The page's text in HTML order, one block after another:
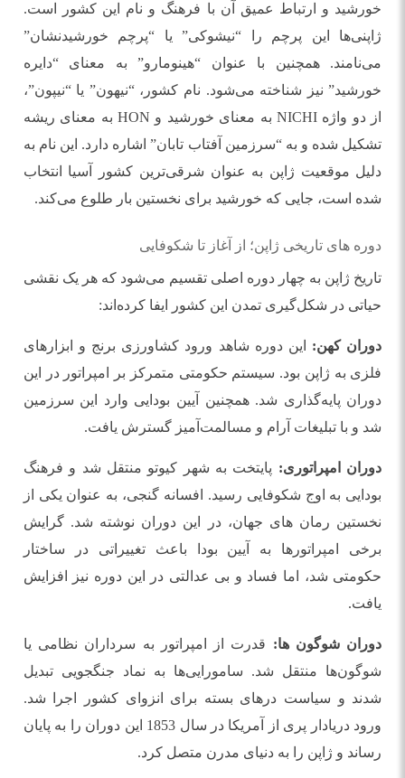
خورشید و ارتباط عمیق آن با فرهنگ و نام این کشور است.
ژاپنی‌ها این پرچم را “نیشوکی” یا “پرچم خورشیدنشان”
می‌نامند. همچنین با عنوان “هینومارو” به معنای “دایره
خورشید” نیز شناخته می‌شود. نام کشور، “نیهون” یا “نیپون”،
از دو واژه NICHI به معنای خورشید و HON به معنای ریشه
تشکیل شده و به “سرزمین آفتاب تابان” اشاره دارد. این نام به
دلیل موقعیت ژاپن به عنوان شرقی‌ترین کشور آسیا انتخاب
شده است، جایی که خورشید برای نخستین بار طلوع می‌کند.
دوره ‌های تاریخی ژاپن؛ از آغاز تا شکوفایی
تاریخ ژاپن به چهار دوره اصلی تقسیم می‌شود که هر یک نقشی
حیاتی در شکل‌گیری تمدن این کشور ایفا کرده‌اند:
دوران کهن: این دوره شاهد ورود کشاورزی برنج و ابزارهای
فلزی به ژاپن بود. سیستم حکومتی متمرکز بر امپراتور در این
دوران پایه‌گذاری شد. همچنین آیین بودایی وارد این سرزمین
شد و با تبلیغات آرام و مسالمت‌آمیز گسترش یافت.
دوران امپراتوری: پایتخت به شهر کیوتو منتقل شد و فرهنگ
بودایی به اوج شکوفایی رسید. افسانه گنجی، به عنوان یکی از
نخستین رمان‌ های جهان، در این دوران نوشته شد. گرایش
برخی امپراتورها به آیین بودا باعث تغییراتی در ساختار
حکومتی شد، اما فساد و بی ‌عدالتی در این دوره نیز افزایش
یافت.
دوران شوگون‌ ها: قدرت از امپراتور به سرداران نظامی یا
شوگون‌ها منتقل شد. سامورایی‌ها به نماد جنگجویی تبدیل
شدند و سیاست درهای بسته برای انزوای کشور اجرا شد.
ورود دریادار پری از آمریکا در سال 1853 این دوران را به پایان
رساند و ژاپن را به دنیای مدرن متصل کرد.